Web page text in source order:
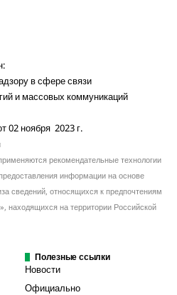
в сфере связи
и массовых коммуникаций
ноября 2023 г.
рекомендательные технологии
информации на основе
сведений, относящихся к предпочтениям
находящихся на территории Российской
Полезные ссылки
Новости
Официально